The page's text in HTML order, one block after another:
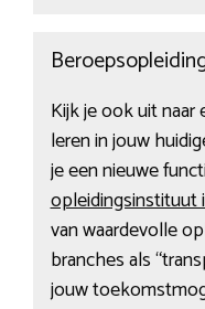
Kijk je ook uit
leren in jouw
je een nieuwe
opleidingsinstituut
van waardevolle
branches als
jouw